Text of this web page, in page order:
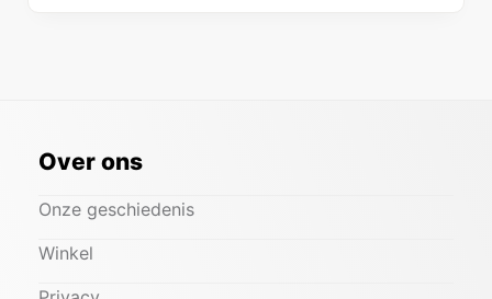
Over ons
Onze geschiedenis
Winkel